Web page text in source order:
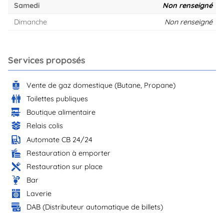
Samedi
Non renseigné
Dimanche
Non renseigné
Services proposés
Vente de gaz domestique (Butane, Propane)
Toilettes publiques
Boutique alimentaire
Relais colis
Automate CB 24/24
Restauration à emporter
Restauration sur place
Bar
Laverie
DAB (Distributeur automatique de billets)